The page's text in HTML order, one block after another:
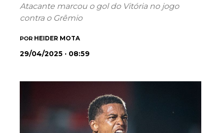
Atacante marcou o gol do Vitória no jogo
contra o Grêmio
POR HEIDER MOTA
29/04/2025 · 08:59